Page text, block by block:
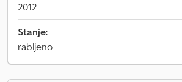
2012
Stanje:
rabljeno